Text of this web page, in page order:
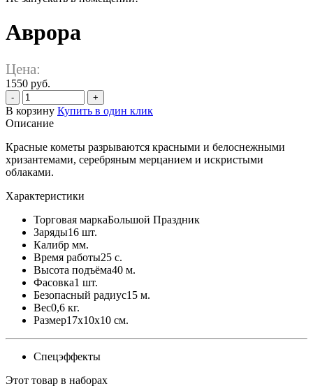
Аврора
Цена:
1550 руб.
- +
В корзину Купить в один клик
Описание
Красные кометы разрываются красными и белоснежными
хризантемами, серебряным мерцанием и искристыми
облаками.
Характеристики
Торговая маркаБольшой Праздник
Заряды16 шт.
Калибр мм.
Время работы25 с.
Высота подъёма40 м.
Фасовка1 шт.
Безопасный радиус15 м.
Вес0,6 кг.
Размер17x10x10 см.
Спецэффекты
Этот товар в наборах